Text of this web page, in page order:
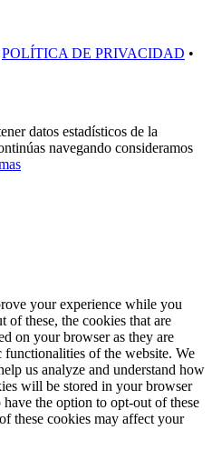
POLÍTICA DE PRIVACIDAD •
datos estadísticos de la
navegando consideramos
your experience while you
of these, the cookies that are
on your browser as they are
of the website. We
us analyze and understand how
will be stored in your browser
the option to opt-out of these
these cookies may affect your